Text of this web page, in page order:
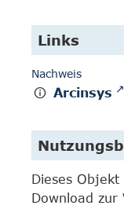
Links
Nachweis
Arcinsys
Dieses
Download zur